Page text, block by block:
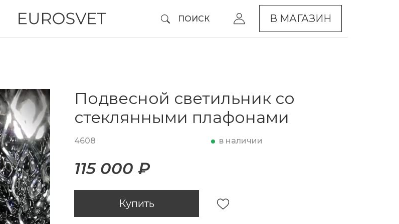
ПОИСК В МАГАЗИН
Подвесной светильник со
стеклянными плафонами
4608 в наличии
115 000 ₽
Купить